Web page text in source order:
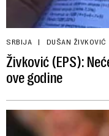
SRBIJA DUŠAN ŽIVKOVIĆ
Živković (EPS):
ove godine